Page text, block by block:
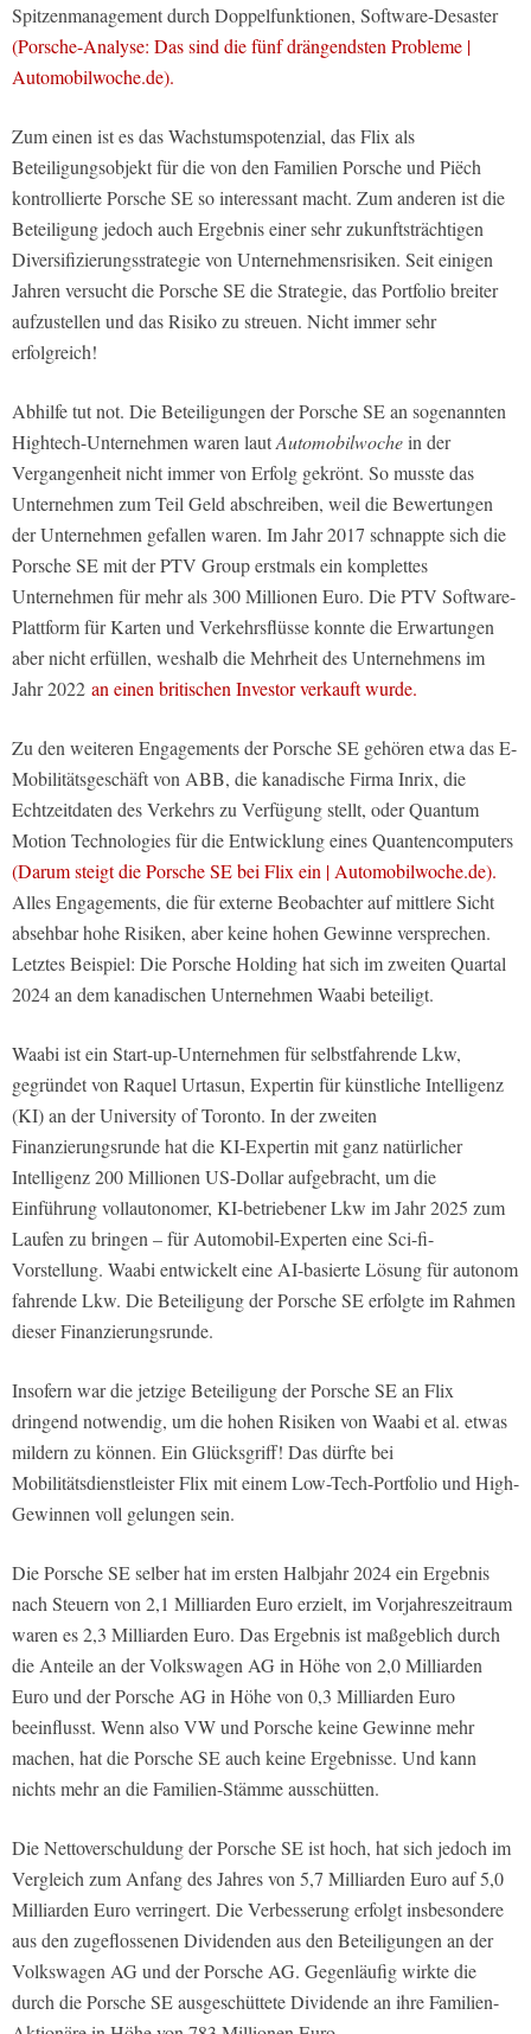
Spitzenmanagement durch Doppelfunktionen, Software-Desaster
(Porsche-Analyse: Das sind die fünf drängendsten Probleme |
Automobilwoche.de).
Zum einen ist es das Wachstumspotenzial, das Flix als
Beteiligungsobjekt für die von den Familien Porsche und Piëch
kontrollierte Porsche SE so interessant macht. Zum anderen ist die
Beteiligung jedoch auch Ergebnis einer sehr zukunftsträchtigen
Diversifizierungsstrategie von Unternehmensrisiken. Seit einigen
Jahren versucht die Porsche SE die Strategie, das Portfolio breiter
aufzustellen und das Risiko zu streuen. Nicht immer sehr
erfolgreich!
Abhilfe tut not. Die Beteiligungen der Porsche SE an sogenannten
Hightech-Unternehmen waren lautAutomobilwochein der
Vergangenheit nicht immer von Erfolg gekrönt. So musste das
Unternehmen zum Teil Geld abschreiben, weil die Bewertungen
der Unternehmen gefallen waren. Im Jahr 2017 schnappte sich die
Porsche SE mit der PTV Group erstmals ein komplettes
Unternehmen für mehr als 300 Millionen Euro. Die PTV Software-
Plattform für Karten und Verkehrsflüsse konnte die Erwartungen
aber nicht erfüllen, weshalb die Mehrheit des Unternehmens im
Jahr 2022 an einen britischen Investor verkauft wurde.
Zu den weiteren Engagements der Porsche SE gehören etwa das E-
Mobilitätsgeschäft von ABB, die kanadische Firma Inrix, die
Echtzeitdaten des Verkehrs zu Verfügung stellt, oder Quantum
Motion Technologies für die Entwicklung eines Quantencomputers
(Darum steigt die Porsche SE bei Flix ein | Automobilwoche.de).
Alles Engagements, die für externe Beobachter auf mittlere Sicht
absehbar hohe Risiken, aber keine hohen Gewinne versprechen.
Letztes Beispiel: Die Porsche Holding hat sich im zweiten Quartal
2024 an dem kanadischen Unternehmen Waabi beteiligt.
Waabi ist ein Start-up-Unternehmen für selbstfahrende Lkw,
gegründet von Raquel Urtasun, Expertin für künstliche Intelligenz
(KI) an der University of Toronto. In der zweiten
Finanzierungsrunde hat die KI-Expertin mit ganz natürlicher
Intelligenz 200 Millionen US-Dollar aufgebracht, um die
Einführung vollautonomer, KI-betriebener Lkw im Jahr 2025 zum
Laufen zu bringen – für Automobil-Experten eine Sci-fi-
Vorstellung. Waabi entwickelt eine AI-basierte Lösung für autonom
fahrende Lkw. Die Beteiligung der Porsche SE erfolgte im Rahmen
dieser Finanzierungsrunde.
Insofern war die jetzige Beteiligung der Porsche SE an Flix
dringend notwendig, um die hohen Risiken von Waabi et al. etwas
mildern zu können. Ein Glücksgriff! Das dürfte bei
Mobilitätsdienstleister Flix mit einem Low-Tech-Portfolio und High-
Gewinnen voll gelungen sein.
Die Porsche SE selber hat im ersten Halbjahr 2024 ein Ergebnis
nach Steuern von 2,1 Milliarden Euro erzielt, im Vorjahreszeitraum
waren es 2,3 Milliarden Euro. Das Ergebnis ist maßgeblich durch
die Anteile an der Volkswagen AG in Höhe von 2,0 Milliarden
Euro und der Porsche AG in Höhe von 0,3 Milliarden Euro
beeinflusst. Wenn also VW und Porsche keine Gewinne mehr
machen, hat die Porsche SE auch keine Ergebnisse. Und kann
nichts mehr an die Familien-Stämme ausschütten.
Die Nettoverschuldung der Porsche SE ist hoch, hat sich jedoch im
Vergleich zum Anfang des Jahres von 5,7 Milliarden Euro auf 5,0
Milliarden Euro verringert. Die Verbesserung erfolgt insbesondere
aus den zugeflossenen Dividenden aus den Beteiligungen an der
Volkswagen AG und der Porsche AG. Gegenläufig wirkte die
durch die Porsche SE ausgeschüttete Dividende an ihre Familien-